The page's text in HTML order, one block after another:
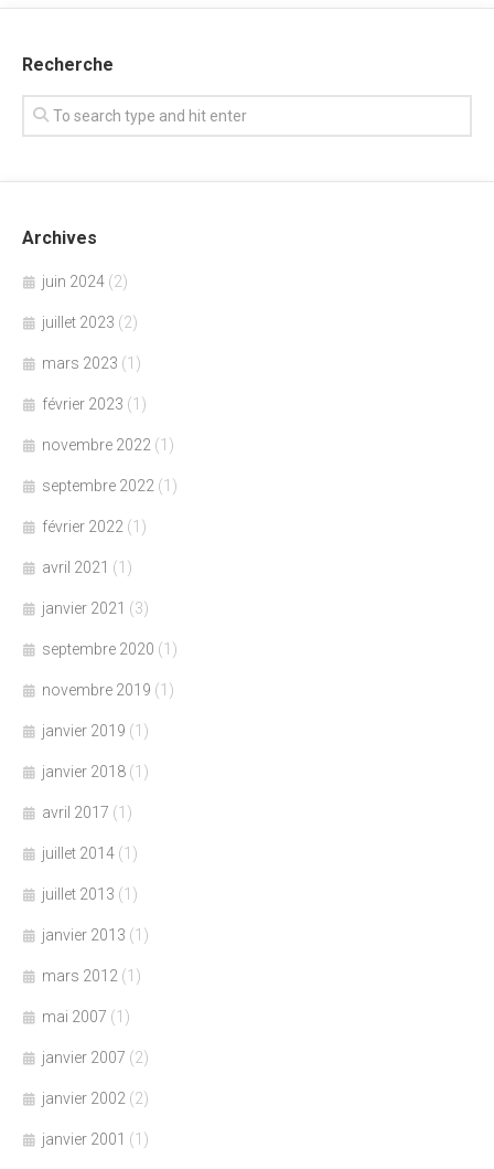
Recherche
Archives
juin 2024 (2)
juillet 2023 (2)
mars 2023 (1)
février 2023 (1)
novembre 2022 (1)
septembre 2022 (1)
février 2022 (1)
avril 2021 (1)
janvier 2021 (3)
septembre 2020 (1)
novembre 2019 (1)
janvier 2019 (1)
janvier 2018 (1)
avril 2017 (1)
juillet 2014 (1)
juillet 2013 (1)
janvier 2013 (1)
mars 2012 (1)
mai 2007 (1)
janvier 2007 (2)
janvier 2002 (2)
janvier 2001 (1)